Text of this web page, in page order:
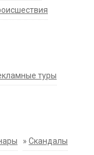
туры
» Скандалы